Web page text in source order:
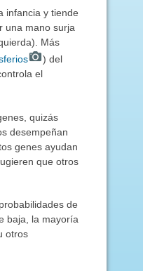
infancia y tiende
una mano surja
Más
) del
el
quizás
desempeñan
genes ayudan
que otros
de
baja, la mayoría
otros